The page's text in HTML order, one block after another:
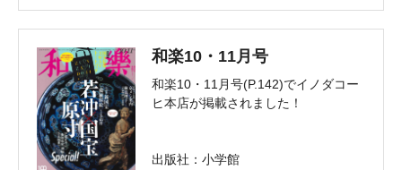
和楽10・11月号
和楽10・11月号(P.142)でイノダコー
ヒ本店が掲載されました！
出版社：小学館